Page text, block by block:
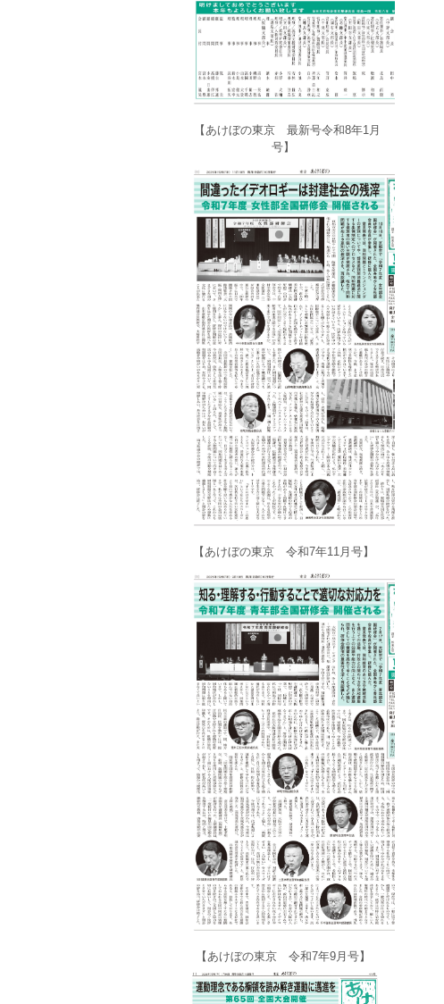
【あけぼの東京 最新号令和8年1月
号】
【あけぼの東京 令和7年11月号】
【あけぼの東京 令和7年9月号】